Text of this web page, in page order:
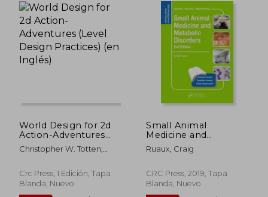
World Design for 2d
Action-Adventures
(Level Design
Practices) (en Inglés)
Christopher W. Totten;
Crc Press, 1 Edición, Tapa
Blanda, Nuevo
Small Animal
Medicine and
Metabolic Disorders:
Self-Assessment
Inglés)
Ruaux, Craig
CRC Press, 2019, Tapa
Blanda, Nuevo